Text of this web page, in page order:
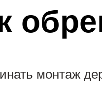
монтаж